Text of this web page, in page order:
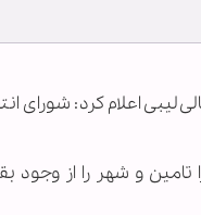
لیبی اعلام کرد: شورای
و شهر را از وجود